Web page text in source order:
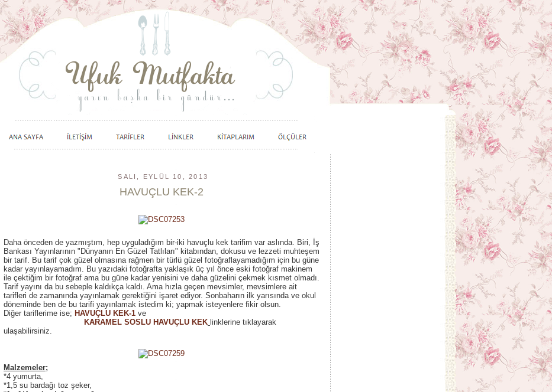
SALI, EYLÜL 10, 2013
HAVUÇLU KEK-2
Daha önceden de yazmıştım, hep uyguladığım bir-iki havuçlu kek tarifim var aslında. Biri, İş
Bankası Yayınlarının "Dünyanın En Güzel Tatlıları" kitabından, dokusu ve lezzeti muhteşem
bir tarif. Bu tarif çok güzel olmasına rağmen bir türlü güzel fotoğraflayamadığım için bu güne
kadar yayınlayamadım. Bu yazıdaki fotoğrafta yaklaşık üç yıl önce eski fotoğraf makinem
ile çektiğim bir fotoğraf ama bu güne kadar yenisini ve daha güzelini çekmek kısmet olmadı.
Tarif yayını da bu sebeple kaldıkça kaldı. Ama hızla geçen mevsimler, mevsimlere ait
tarifleri de zamanında yayınlamak gerektiğini işaret ediyor. Sonbaharın ilk yarısında ve okul
döneminde ben de bu tarifi yayınlamak istedim ki; yapmak isteyenlere fikir olsun.
Diğer tariflerime ise; HAVUÇLU KEK-1 ve
KARAMEL SOSLU HAVUÇLU KEK linklerine tıklayarak
ulaşabilirsiniz.
Malzemeler;
*4 yumurta,
*1,5 su bardağı toz şeker,